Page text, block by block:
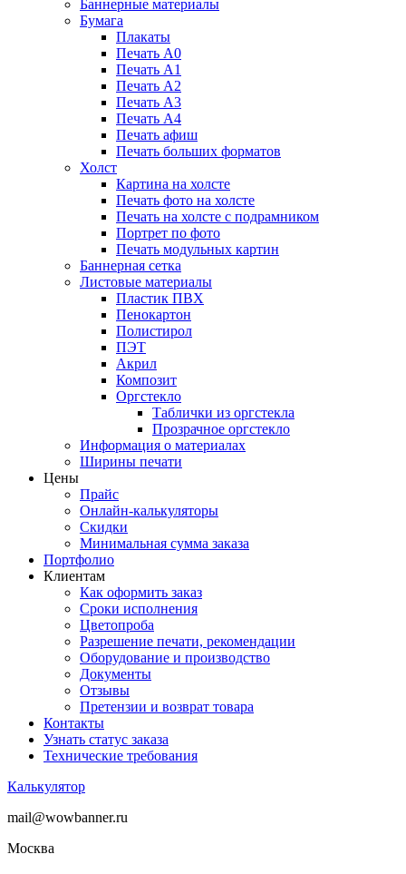
Баннерные материалы
Бумага
Плакаты
Печать А0
Печать А1
Печать А2
Печать А3
Печать А4
Печать афиш
Печать больших форматов
Холст
Картина на холсте
Печать фото на холсте
Печать на холсте с подрамником
Портрет по фото
Печать модульных картин
Баннерная сетка
Листовые материалы
Пластик ПВХ
Пенокартон
Полистирол
ПЭТ
Акрил
Композит
Оргстекло
Таблички из оргстекла
Прозрачное оргстекло
Информация о материалах
Ширины печати
Цены
Прайс
Онлайн-калькуляторы
Скидки
Минимальная сумма заказа
Портфолио
Клиентам
Как оформить заказ
Сроки исполнения
Цветопроба
Разрешение печати, рекомендации
Оборудование и производство
Документы
Отзывы
Претензии и возврат товара
Контакты
Узнать статус заказа
Технические требования
Калькулятор
mail@wowbanner.ru
Москва